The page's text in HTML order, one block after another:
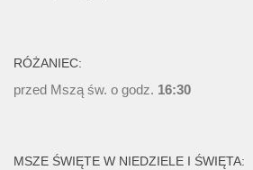
RÓŻANIEC:
przed Mszą św. o godz. 16:30
MSZE ŚWIĘTE W NIEDZIELE I ŚWIĘTA: